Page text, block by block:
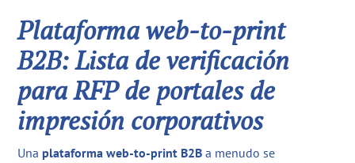
Plataforma web-to-print
B2B: Lista de verificación
para RFP de portales de
impresión corporativos
Una plataforma web-to-print B2B a menudo se